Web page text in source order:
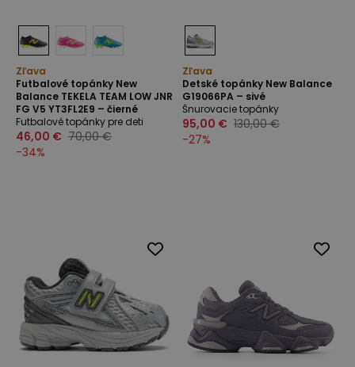
Zľava
Futbalové topánky New
Balance TEKELA TEAM LOW JNR
FG V5 YT3FL2E9 – čierné
Futbalové topánky pre deti
46,00 € 70,00 €
-34%
Zľava
Detské topánky New Balance
G19066PA – sivé
Šnurovacie topánky
95,00 € 130,00 €
-27%